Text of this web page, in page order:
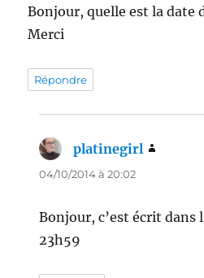
Bonjour, quelle est la date
Merci
Répondre
platinegirl
04/10/2014 à 20:02
Bonjour, c’est écrit dans
23h59